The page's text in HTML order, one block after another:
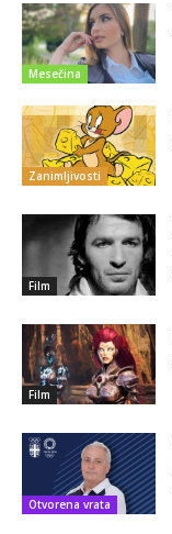
Mesečina
Zanimljivosti
Film
Film
Otvorena vrata